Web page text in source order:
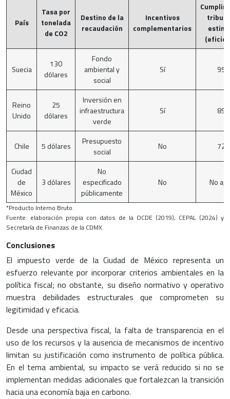
País
Tasa por
tonelada
de CO2
Destino de la
recaudación
Incentivos
complementarios
Suecia
130
dólares
Fondo
ambiental y
social
Sí 95%
Reino
Unido
25
dólares
Inversión en
infraestructura
verde
Sí 89%
Chile 5 dólares
Presupuesto
social
No 72%
Ciudad
de
México
3 dólares
No
especificado
públicamente
No No
*Producto Interno Bruto.
Fuente: elaboración propia con datos de la OCDE (2019), CEPAL (2024) y
Secretaría de Finanzas de la CDMX.
Conclusiones
El impuesto verde de la Ciudad de México representa un
esfuerzo relevante por incorporar criterios ambientales en la
política fiscal; no obstante, su diseño normativo y operativo
muestra debilidades estructurales que comprometen su
legitimidad y eficacia.
Desde una perspectiva fiscal, la falta de transparencia en el
uso de los recursos y la ausencia de mecanismos de incentivo
limitan su justificación como instrumento de política pública.
En el tema ambiental, su impacto se verá reducido si no se
implementan medidas adicionales que fortalezcan la transición
hacia una economía baja en carbono.